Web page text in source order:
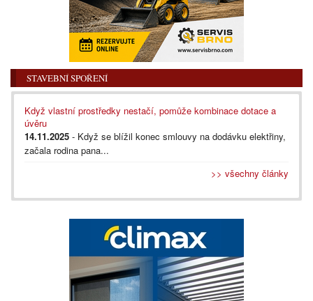
STAVEBNÍ SPOŘENÍ
Když vlastní prostředky nestačí, pomůže kombinace dotace a
úvěru
14.11.2025 - Když se blížil konec smlouvy na dodávku elektřiny,
začala rodina pana...
>> všechny články